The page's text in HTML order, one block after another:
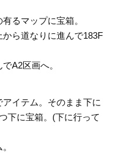
るマップに宝箱。
ら道なりに進んで183F
A2区画へ。
イテム。そのまま下に
下に宝箱。(下に行って